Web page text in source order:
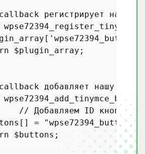
регистрирует наш
[ 'wpse72394_button'
$plugin_array ;
добавляет нашу
wpse72394_add_tinymce_button
// Добавляем ID кнопки в
[] = "wpse72394_button" ;
$buttons ;